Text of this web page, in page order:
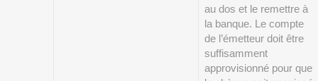
au dos et le remettre à
la banque. Le compte
de l’émetteur doit être
suffisamment
approvisionné pour que